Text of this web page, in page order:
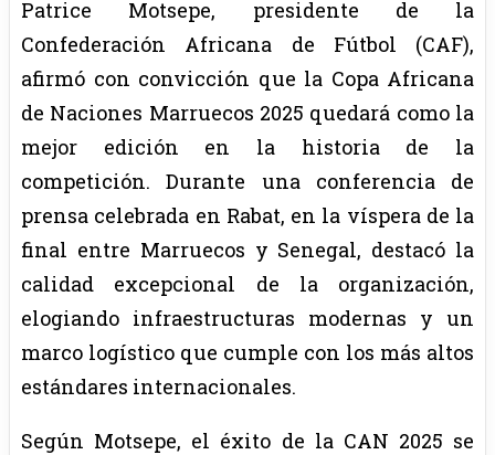
Patrice Motsepe, presidente de la
Confederación Africana de Fútbol (CAF),
afirmó con convicción que la Copa Africana
de Naciones Marruecos 2025 quedará como la
mejor edición en la historia de la
competición. Durante una conferencia de
prensa celebrada en Rabat, en la víspera de la
final entre Marruecos y Senegal, destacó la
calidad excepcional de la organización,
elogiando infraestructuras modernas y un
marco logístico que cumple con los más altos
estándares internacionales.
Según Motsepe, el éxito de la CAN 2025 se